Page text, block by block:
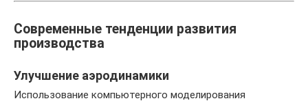
Современные тенденции развития
производства
Улучшение аэродинамики
Использование компьютерного моделирования